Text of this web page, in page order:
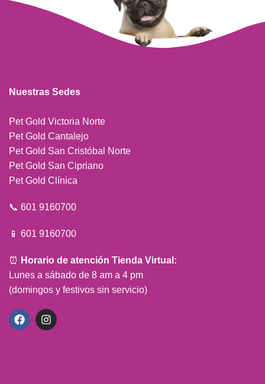
Nuestras Sedes
Pet Gold Victoria Norte
Pet Gold Cantalejo
Pet Gold San Cristóbal Norte
Pet Gold San Cipriano
Pet Gold Clínica
📞 601 9160700
📱 601 9160700
⏰ Horario de atención Tienda Virtual:
Lunes a sábado de 8 am a 4 pm
(domingos y festivos sin servicio)